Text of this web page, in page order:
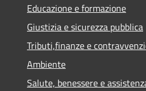
Educazione e formazione
Giustizia e sicurezza pubblica
Tributi,finanze e
Ambiente
Salute, benessere e